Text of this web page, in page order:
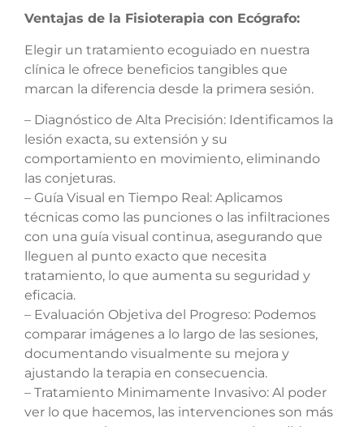
Ventajas de la Fisioterapia con Ecógrafo:
Elegir un tratamiento ecoguiado en nuestra
clínica le ofrece beneficios tangibles que
marcan la diferencia desde la primera sesión.
– Diagnóstico de Alta Precisión: Identificamos la
lesión exacta, su extensión y su
comportamiento en movimiento, eliminando
las conjeturas.
– Guía Visual en Tiempo Real: Aplicamos
técnicas como las punciones o las infiltraciones
con una guía visual continua, asegurando que
lleguen al punto exacto que necesita
tratamiento, lo que aumenta su seguridad y
eficacia.
– Evaluación Objetiva del Progreso: Podemos
comparar imágenes a lo largo de las sesiones,
documentando visualmente su mejora y
ajustando la terapia en consecuencia.
– Tratamiento Minimamente Invasivo: Al poder
ver lo que hacemos, las intervenciones son más